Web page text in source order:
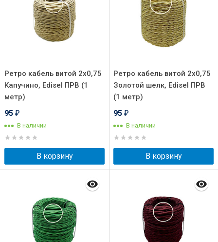
Ретро кабель витой 2x0,75
Капучино, Edisel ПРВ (1
метр)
95 ₽
В наличии
В корзину
Ретро кабель витой 2x0,75
Золотой шелк, Edisel ПРВ
(1 метр)
95 ₽
В наличии
В корзину